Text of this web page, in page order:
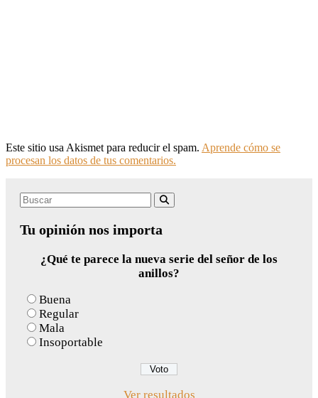
Este sitio usa Akismet para reducir el spam. Aprende cómo se
procesan los datos de tus comentarios.
Search
Tu opinión nos importa
¿Qué te parece la nueva serie del señor de los
anillos?
Buena
Regular
Mala
Insoportable
Ver resultados